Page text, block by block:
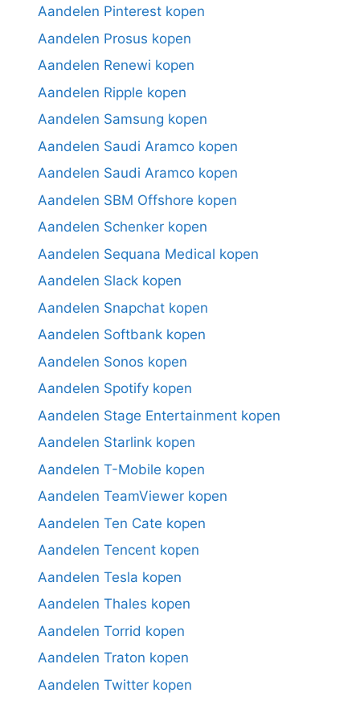
Aandelen Pinterest kopen
Aandelen Prosus kopen
Aandelen Renewi kopen
Aandelen Ripple kopen
Aandelen Samsung kopen
Aandelen Saudi Aramco kopen
Aandelen Saudi Aramco kopen
Aandelen SBM Offshore kopen
Aandelen Schenker kopen
Aandelen Sequana Medical kopen
Aandelen Slack kopen
Aandelen Snapchat kopen
Aandelen Softbank kopen
Aandelen Sonos kopen
Aandelen Spotify kopen
Aandelen Stage Entertainment kopen
Aandelen Starlink kopen
Aandelen T-Mobile kopen
Aandelen TeamViewer kopen
Aandelen Ten Cate kopen
Aandelen Tencent kopen
Aandelen Tesla kopen
Aandelen Thales kopen
Aandelen Torrid kopen
Aandelen Traton kopen
Aandelen Twitter kopen